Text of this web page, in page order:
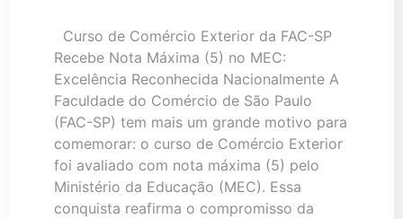
Curso de Comércio Exterior da FAC-SP
Recebe Nota Máxima (5) no MEC:
Excelência Reconhecida Nacionalmente A
Faculdade do Comércio de São Paulo
(FAC-SP) tem mais um grande motivo para
comemorar: o curso de Comércio Exterior
foi avaliado com nota máxima (5) pelo
Ministério da Educação (MEC). Essa
conquista reafirma o compromisso da